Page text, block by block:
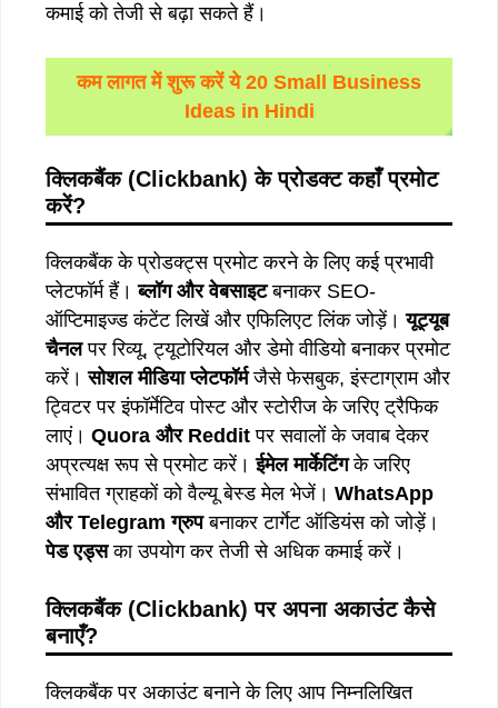
कमाई को तेजी से बढ़ा सकते हैं।
कम लागत में शुरू करें ये 20 Small Business
Ideas in Hindi
क्लिकबैंक(Clickbank)के प्रोडक्ट कहाँ प्रमोट
करें?
क्लिकबैंक के प्रोडक्ट्स प्रमोट करने के लिए कई प्रभावी
प्लेटफॉर्म हैं।ब्लॉग और वेबसाइटबनाकर SEO-
ऑप्टिमाइज्ड कंटेंट लिखें और एफिलिएट लिंक जोड़ें।यूट्यूब
चैनलपर रिव्यू, ट्यूटोरियल और डेमो वीडियो बनाकर प्रमोट
करें।सोशल मीडिया प्लेटफॉर्मजैसे फेसबुक, इंस्टाग्राम और
ट्विटर पर इंफॉर्मेटिव पोस्ट और स्टोरीज के जरिए ट्रैफिक
लाएं। Quora औरReddit पर सवालों के जवाब देकर
अप्रत्यक्ष रूप से प्रमोट करें।ईमेल मार्केटिंगके जरिए
संभावित ग्राहकों को वैल्यू बेस्ड मेल भेजें। WhatsApp
औरTelegramग्रुपबनाकर टार्गेट ऑडियंस को जोड़ें।
पेड एड्सका उपयोग कर तेजी से अधिक कमाई करें।
क्लिकबैंक (Clickbank) पर अपना अकाउंट कैसे
बनाएँ?
क्लिकबैंक पर अकाउंट बनाने के लिए आप निम्नलिखित